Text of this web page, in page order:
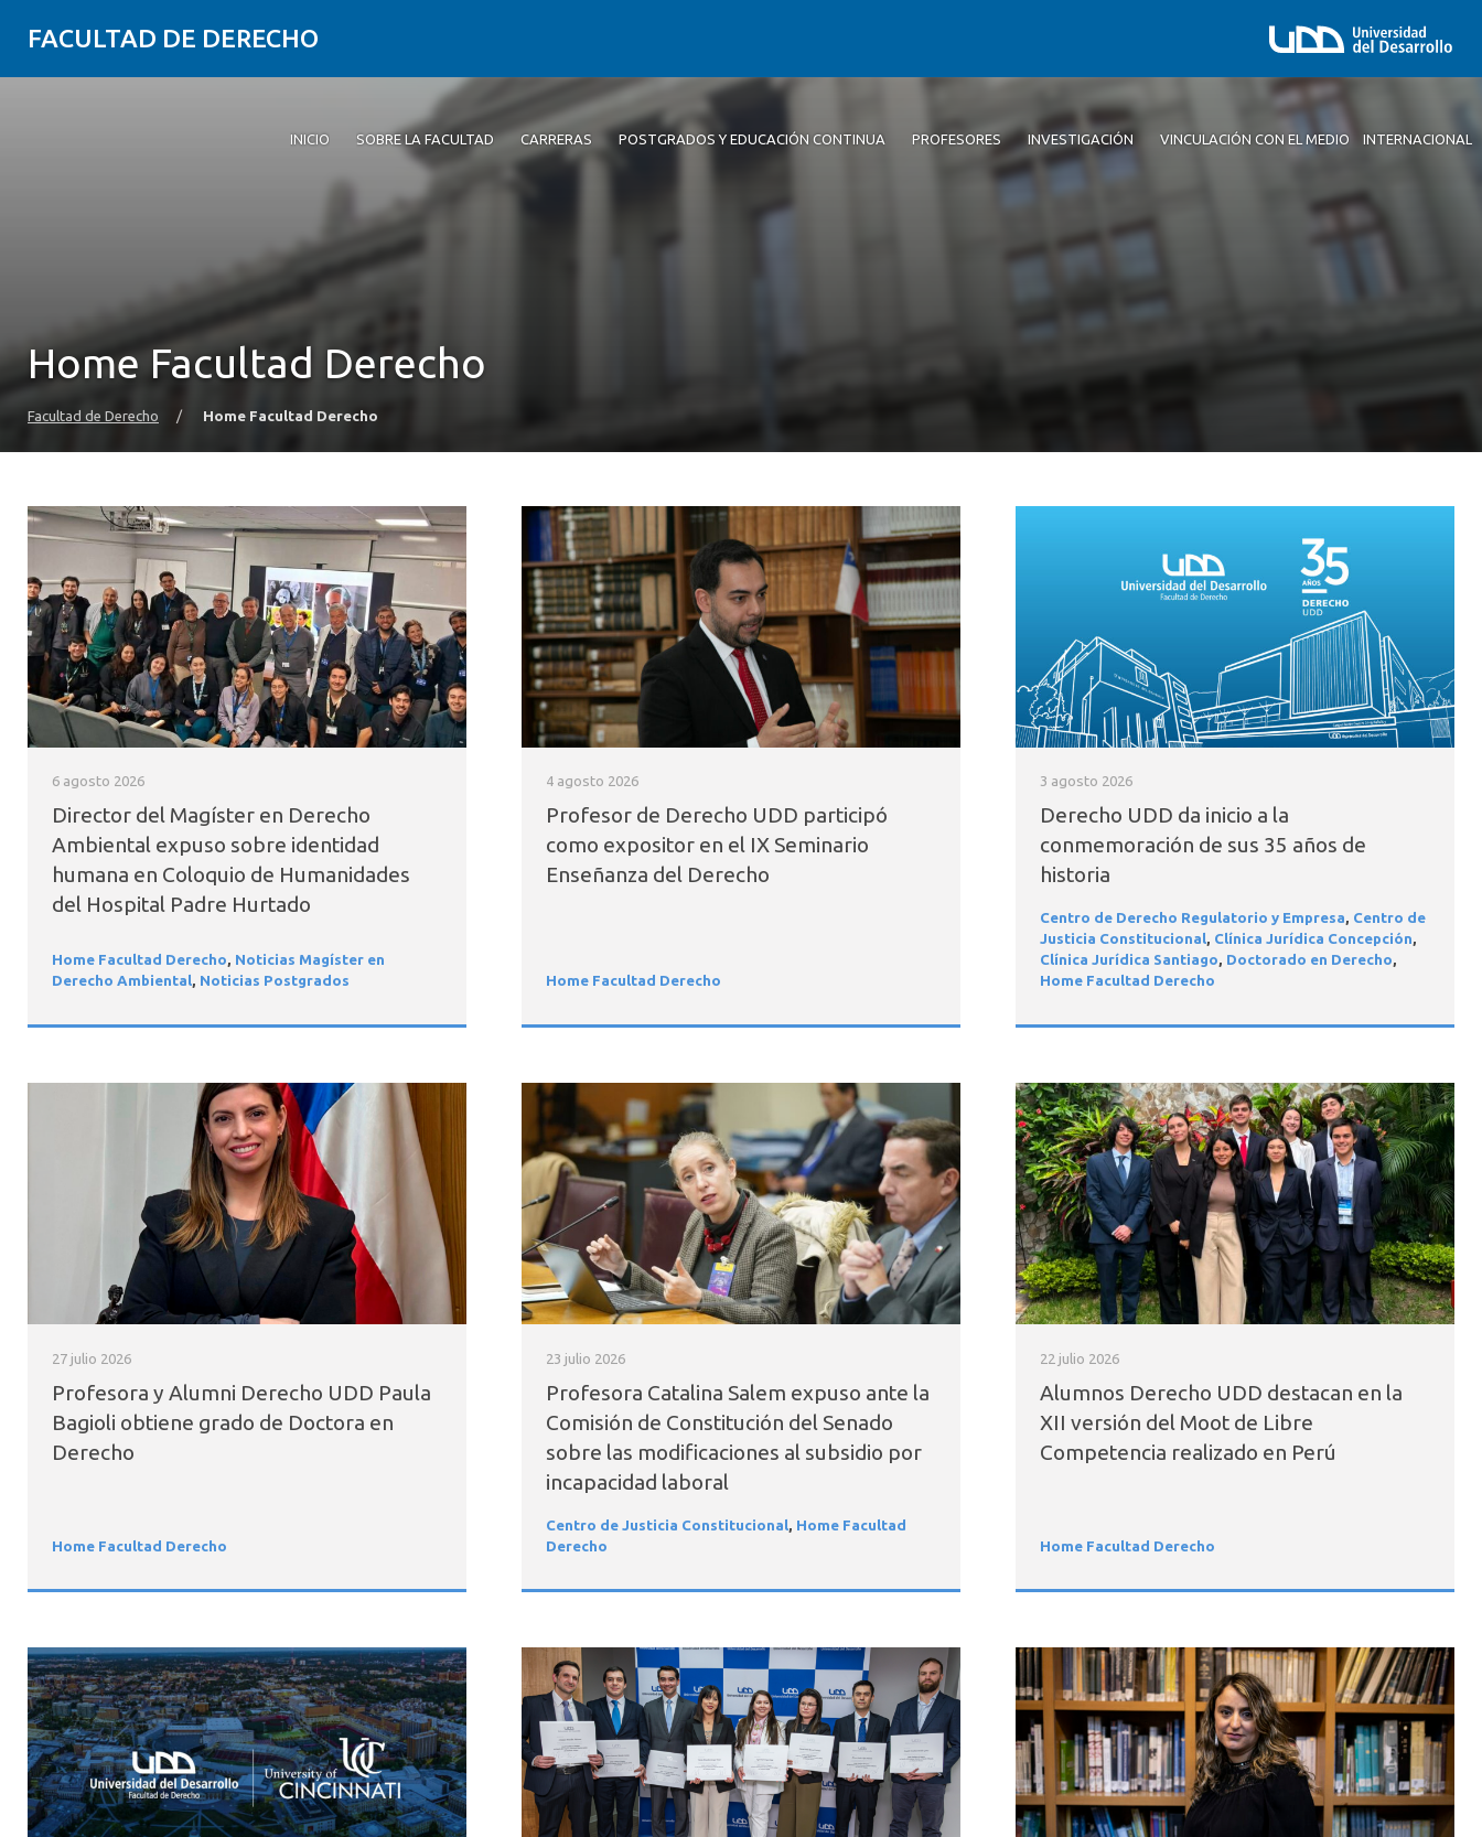
FACULTAD DE DERECHO
INICIO SOBRE LA FACULTAD CARRERAS POSTGRADOS Y EDUCACIÓN CONTINUA PROFESORES INVESTIGACIÓN VINCULACIÓN CON EL MEDIO INTERNACIONAL
Home Facultad Derecho
Facultad de Derecho / Home Facultad Derecho
6 agosto 2026
Director del Magíster en Derecho
Ambiental expuso sobre identidad
humana en Coloquio de Humanidades
del Hospital Padre Hurtado
Home Facultad Derecho, Noticias Magíster en
Derecho Ambiental, Noticias Postgrados
4 agosto 2026
Profesor de Derecho UDD participó
como expositor en el IX Seminario
Enseñanza del Derecho
Home Facultad Derecho
3 agosto 2026
Derecho UDD da inicio a la
conmemoración de sus 35 años de
historia
Centro de Derecho Regulatorio y Empresa, Centro de
Justicia Constitucional, Clínica Jurídica Concepción,
Clínica Jurídica Santiago, Doctorado en Derecho,
Home Facultad Derecho
27 julio 2026
Profesora y Alumni Derecho UDD Paula
Bagioli obtiene grado de Doctora en
Derecho
Home Facultad Derecho
23 julio 2026
Profesora Catalina Salem expuso ante la
Comisión de Constitución del Senado
sobre las modificaciones al subsidio por
incapacidad laboral
Centro de Justicia Constitucional, Home Facultad
Derecho
22 julio 2026
Alumnos Derecho UDD destacan en la
XII versión del Moot de Libre
Competencia realizado en Perú
Home Facultad Derecho